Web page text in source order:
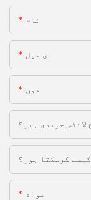
نام
ای میل
فون
خریدی ہیں؟
کرسکتا ہوں؟
مواد